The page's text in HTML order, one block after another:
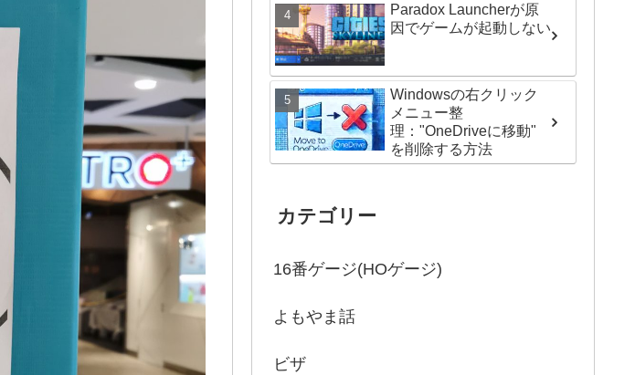
Paradox Launcherが原
因でゲームが起動しない
Windowsの右クリック
メニュー整
理："OneDriveに移動"
を削除する方法
カテゴリー
16番ゲージ(HOゲージ)
よもやま話
ビザ